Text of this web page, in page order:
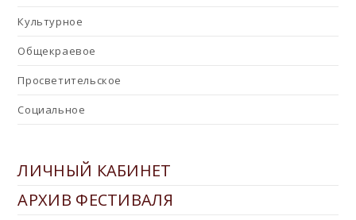
Культурное
Общекраевое
Просветительское
Социальное
ЛИЧНЫЙ КАБИНЕТ
АРХИВ ФЕСТИВАЛЯ